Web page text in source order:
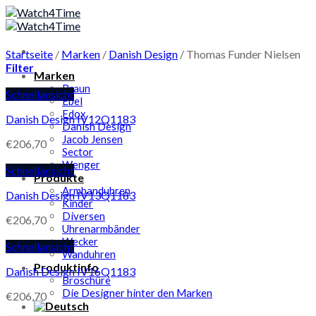
Skip
to
Marken
Braun
Ebel
Edox
Danish Design
Jacob Jensen
Sector
Wenger
Produkte
Armbanduhren
Kinder
Diversen
Uhrenarmbänder
Wecker
Wanduhren
Produktinfo
Broschüre
Die Designer hinter den Marken
Startseite / Marken / Danish Design / Thomas Funder Nielsen
Filter
Schnellansicht
Danish Design IV12Q1183
€206,70
Schnellansicht
Danish Design IV13Q1183
€206,70
Schnellansicht
Danish Design IV16Q1183
€206,70